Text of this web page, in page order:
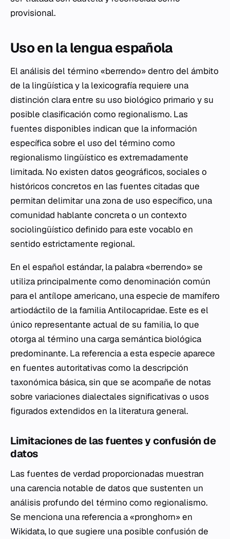
provisional.
Uso en la lengua española
El análisis del término «berrendo» dentro del ámbito
de la lingüística y la lexicografía requiere una
distinción clara entre su uso biológico primario y su
posible clasificación como regionalismo. Las
fuentes disponibles indican que la información
específica sobre el uso del término como
regionalismo lingüístico es extremadamente
limitada. No existen datos geográficos, sociales o
históricos concretos en las fuentes citadas que
permitan delimitar una zona de uso específico, una
comunidad hablante concreta o un contexto
sociolingüístico definido para este vocablo en
sentido estrictamente regional.
En el español estándar, la palabra «berrendo» se
utiliza principalmente como denominación común
para el antílope americano, una especie de mamífero
artiodáctilo de la familia Antilocapridae. Este es el
único representante actual de su familia, lo que
otorga al término una carga semántica biológica
predominante. La referencia a esta especie aparece
en fuentes autoritativas como la descripción
taxonómica básica, sin que se acompañe de notas
sobre variaciones dialectales significativas o usos
figurados extendidos en la literatura general.
Limitaciones de las fuentes y confusión de
datos
Las fuentes de verdad proporcionadas muestran
una carencia notable de datos que sustenten un
análisis profundo del término como regionalismo.
Se menciona una referencia a «pronghorn» en
Wikidata, lo que sugiere una posible confusión de